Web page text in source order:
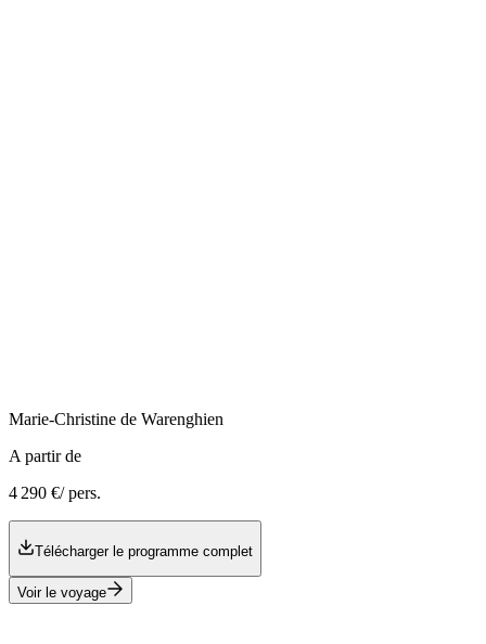
Marie-Christine de Warenghien
A partir de
4 290 €/ pers.
Télécharger le programme complet
Voir le voyage